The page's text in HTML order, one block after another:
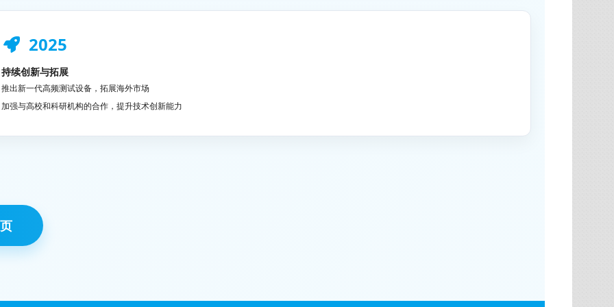
2025
持续创新与拓展
推出新一代高频测试设备，拓展海外市场
加强与高校和科研机构的合作，提升技术创新能力